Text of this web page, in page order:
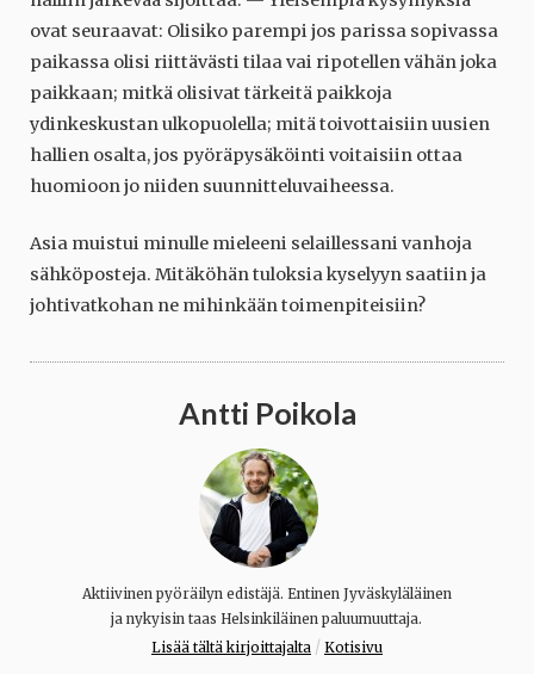
ovat seuraavat: Olisiko parempi jos parissa sopivassa
paikassa olisi riittävästi tilaa vai ripotellen vähän joka
paikkaan; mitkä olisivat tärkeitä paikkoja
ydinkeskustan ulkopuolella; mitä toivottaisiin uusien
hallien osalta, jos pyöräpysäköinti voitaisiin ottaa
huomioon jo niiden suunnitteluvaiheessa.
Asia muistui minulle mieleeni selaillessani vanhoja
sähköposteja. Mitäköhän tuloksia kyselyyn saatiin ja
johtivatkohan ne mihinkään toimenpiteisiin?
Antti Poikola
Aktiivinen pyöräilyn edistäjä. Entinen Jyväskyläläinen
ja nykyisin taas Helsinkiläinen paluumuuttaja.
Lisää tältä kirjoittajalta / Kotisivu